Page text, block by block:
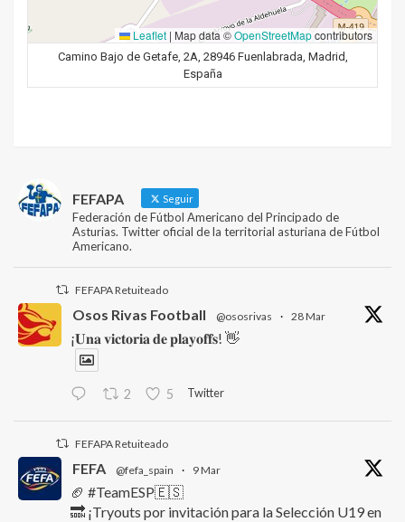
Leaflet | Map data ©OpenStreetMapcontributors
Camino Bajo de Getafe, 2A, 28946 Fuenlabrada, Madrid,
España
FEFAPA Seguir
Federación de Fútbol Americano del Principado de
Asturias. Twitter oficial de la territorial asturiana de Fútbol
Americano.
FEFAPA Retuiteado
Osos Rivas Football @ososrivas · 28 Mar
¡𝐔𝐧𝐚 𝐯𝐢𝐜𝐭𝐨𝐫𝐢𝐚 𝐝𝐞 𝐩𝐥𝐚𝐲𝐨𝐟𝐟𝐬! 👋
2 5 Twitter
FEFAPA Retuiteado
FEFA @fefa_spain · 9 Mar
🏈 #TeamESP🇪🇸
🔜 ¡Tryouts por invitación para la Selección U19 en